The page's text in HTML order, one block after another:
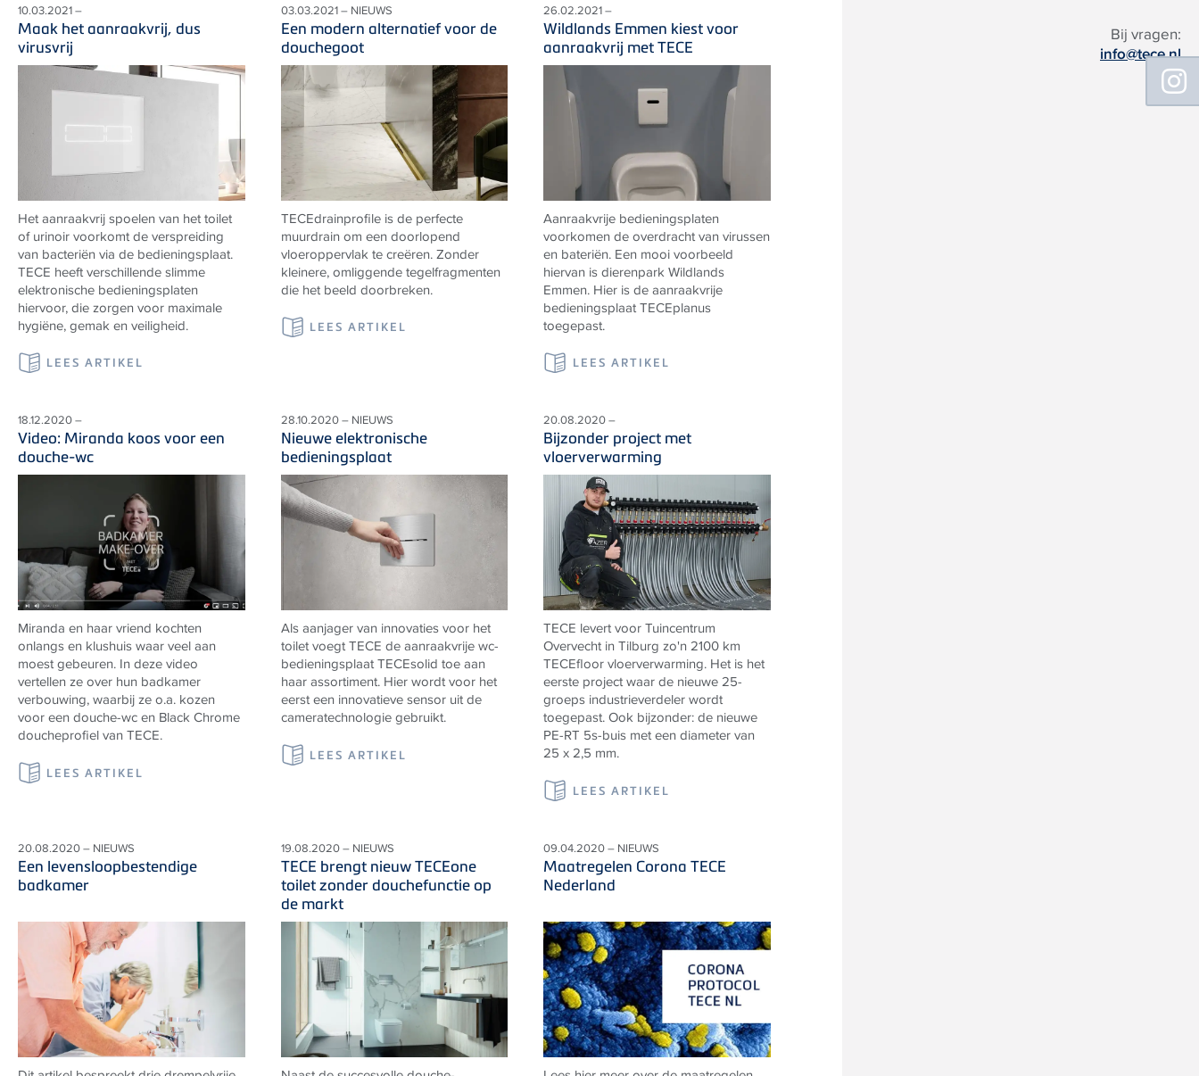
Bij vragen:
info@tece.nl
10.03.2021 –
Maak het aanraakvrij, dus
virusvrij
Het aanraakvrij spoelen van het toilet
of urinoir voorkomt de verspreiding
van bacteriën via de bedieningsplaat.
TECE heeft verschillende slimme
elektronische bedieningsplaten
hiervoor, die zorgen voor maximale
hygiëne, gemak en veiligheid.
LEES ARTIKEL
03.03.2021 – NIEUWS
Een modern alternatief voor de
douchegoot
TECEdrainprofile is de perfecte
muurdrain om een doorlopend
vloeroppervlak te creëren. Zonder
kleinere, omliggende tegelfragmenten
die het beeld doorbreken.
LEES ARTIKEL
26.02.2021 –
Wildlands Emmen kiest voor
aanraakvrij met TECE
Aanraakvrije bedieningsplaten
voorkomen de overdracht van virussen
en bateriën. Een mooi voorbeeld
hiervan is dierenpark Wildlands
Emmen. Hier is de aanraakvrije
bedieningsplaat TECEplanus
toegepast.
LEES ARTIKEL
18.12.2020 –
Video: Miranda koos voor een
douche-wc
Miranda en haar vriend kochten
onlangs en klushuis waar veel aan
moest gebeuren. In deze video
vertellen ze over hun badkamer
verbouwing, waarbij ze o.a. kozen
voor een douche-wc en Black Chrome
doucheprofiel van TECE.
LEES ARTIKEL
28.10.2020 – NIEUWS
Nieuwe elektronische
bedieningsplaat
Als aanjager van innovaties voor het
toilet voegt TECE de aanraakvrije wc-
bedieningsplaat TECEsolid toe aan
haar assortiment. Hier wordt voor het
eerst een innovatieve sensor uit de
cameratechnologie gebruikt.
LEES ARTIKEL
20.08.2020 –
Bijzonder project met
vloerverwarming
TECE levert voor Tuincentrum
Overvecht in Tilburg zo'n 2100 km
TECEfloor vloerverwarming. Het is het
eerste project waar de nieuwe 25-
groeps industrieverdeler wordt
toegepast. Ook bijzonder: de nieuwe
PE-RT 5s-buis met een diameter van
25 x 2,5 mm.
LEES ARTIKEL
20.08.2020 – NIEUWS
Een levensloopbestendige
badkamer
19.08.2020 – NIEUWS
TECE brengt nieuw TECEone
toilet zonder douchefunctie op
de markt
09.04.2020 – NIEUWS
Maatregelen Corona TECE
Nederland
Floating